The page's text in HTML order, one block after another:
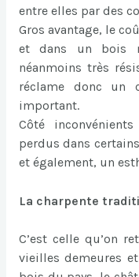
entre elles par des
Gros avantage, le
et dans un bois
néanmoins très
réclame donc un
important.
Côté
perdus dans
et également, un
La charpente
C’est celle qu’on
vieilles demeures